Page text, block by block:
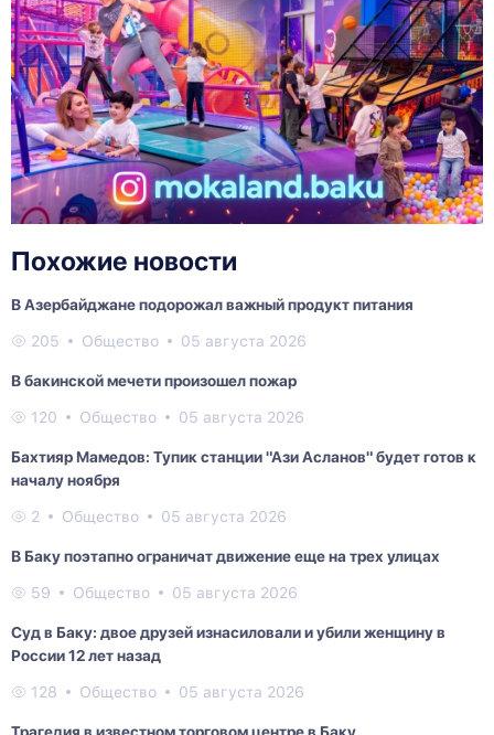
Похожие новости
В Азербайджане подорожал важный продукт питания
205 Общество 05 августа 2026
В бакинской мечети произошел пожар
120 Общество 05 августа 2026
Бахтияр Мамедов: Тупик станции "Ази Асланов" будет готов к
началу ноября
2 Общество 05 августа 2026
В Баку поэтапно ограничат движение еще на трех улицах
59 Общество 05 августа 2026
Суд в Баку: двое друзей изнасиловали и убили женщину в
России 12 лет назад
128 Общество 05 августа 2026